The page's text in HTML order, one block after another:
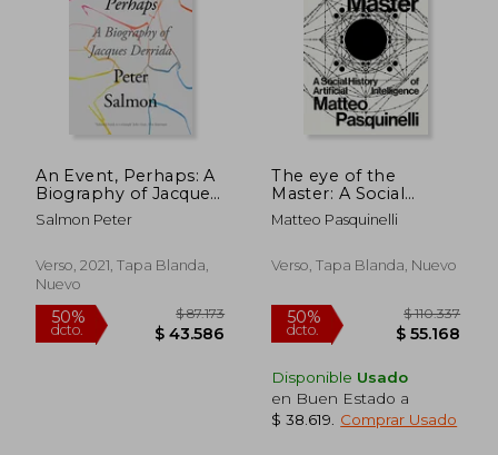
50%
dcto. $
An Event, Perhaps: A
Biography of Jacques
Derrida (en Inglés)
Salmon Peter
Verso, 2021, Tapa Blanda,
Nuevo
The eye of the
Master: A Social
History of Artificial
Intelligence (en
Matteo Pasquinelli
Verso, Tapa Blanda, Nuevo
Disponible Usado
en Buen Estado a
$ 38.619
Comprar Usado